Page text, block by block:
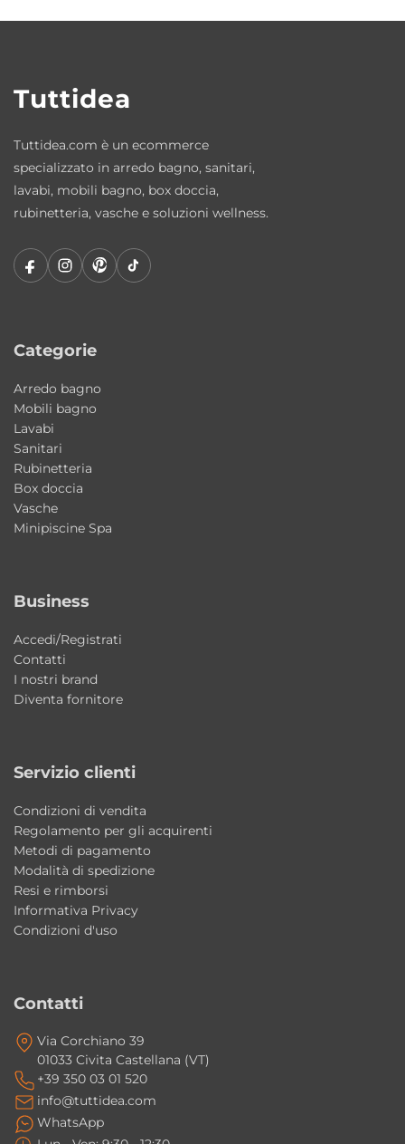
• Miscelatore meccanico
• Doccetta
Colori disponibili
• Acciaio Lucido e Bianco
• Acciaio Spazzolato e Bianco
Materiali resistenti e qualità costruttiva
Realizzata con materiali resistenti e finiture
facilità di manutenzione anche in ambienti
Ideale per bagni moderni e contemporanei
Il design contemporaneo e le finiture
eleganti rendono questa colonna doccia
perfetta per ambienti bagno moderni e
ricercati.
Tipologia: colonna doccia multifunzione
Brand: Tamanaco
Installazione: parete
Dotazione: soffione integrato, lama d’acqua a
Colori disponibili: Acciaio Lucido e Bianco –
Stile: moderno contemporaneo
Perché scegliere la colonna doccia Rio
Tamanaco
Una soluzione elegante e funzionale che
completare docce moderne con uno stile
La lama d’acqua a cascata migliora il
comfort della doccia?
Sì, la cascata offre un flusso naturale e
Tuttidea
Tuttidea.com è un ecommerce
specializzato in arredo bagno, sanitari,
lavabi, mobili bagno, box doccia,
rubinetteria, vasche e soluzioni wellness.
Categorie
Arredo bagno
Mobili bagno
Lavabi
Sanitari
Rubinetteria
Box doccia
Vasche
Minipiscine Spa
Business
Accedi/Registrati
Contatti
I nostri brand
Diventa fornitore
Servizio clienti
Condizioni di vendita
Regolamento per gli acquirenti
Metodi di pagamento
Modalità di spedizione
Resi e rimborsi
Informativa Privacy
Condizioni d'uso
Contatti
Via Corchiano 39
01033 Civita Castellana (VT)
+39 350 03 01 520
info@tuttidea.com
WhatsApp